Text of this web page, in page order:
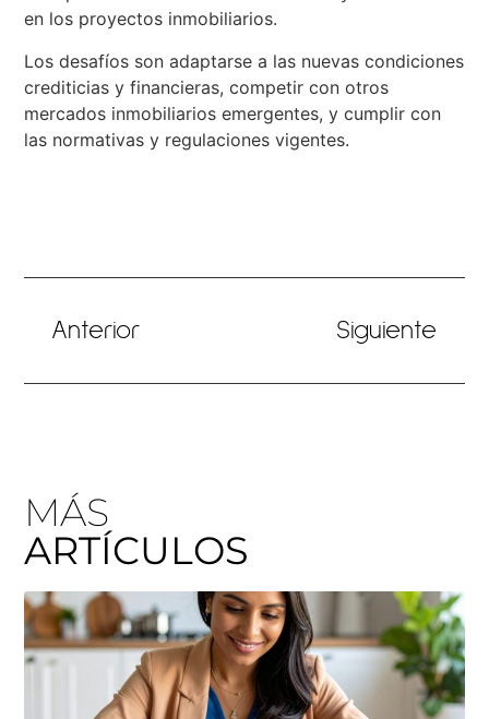
en los proyectos inmobiliarios.
Los desafíos son adaptarse a las nuevas condiciones
crediticias y financieras, competir con otros
mercados inmobiliarios emergentes, y cumplir con
las normativas y regulaciones vigentes.
Anterior Siguiente
MÁS
ARTÍCULOS